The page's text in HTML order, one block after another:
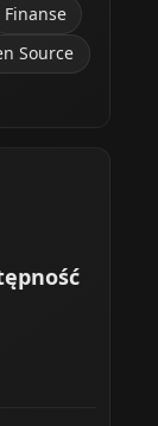
Finanse
Source